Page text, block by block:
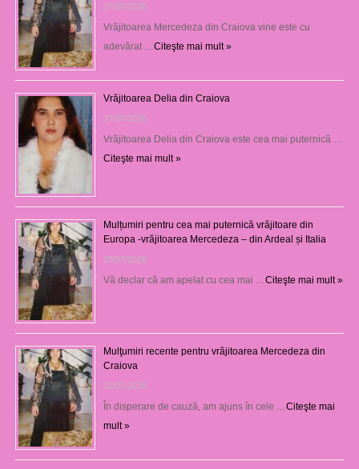
27/07/2026
Vrăjitoarea Mercedeza din Craiova vine este cu
adevărat … Citeşte mai mult »
Vrăjitoarea Delia din Craiova
27/07/2026
Vrăjitoarea Delia din Craiova este cea mai puternică …
Citeşte mai mult »
Mulțumiri pentru cea mai puternică vrăjitoare din
Europa -vrăjitoarea Mercedeza – din Ardeal și Italia
23/07/2026
Vă declar că am apelat cu cea mai … Citeşte mai mult »
Mulţumiri recente pentru vrăjitoarea Mercedeza din
Craiova
22/07/2026
În disperare de cauză, am ajuns în cele … Citeşte mai
mult »